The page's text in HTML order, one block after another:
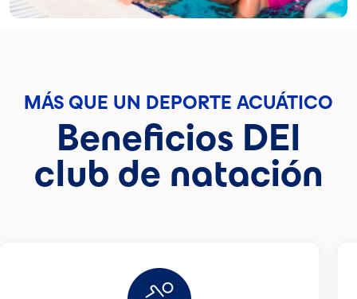
MÁS QUE UN DEPORTE ACUÁTICO
Beneficios DEl
club de natación